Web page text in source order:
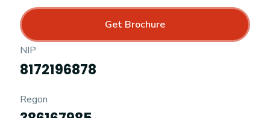
Get Brochure
NIP
8172196878
Regon